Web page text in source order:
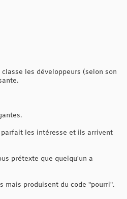
les développeurs (selon son
parfait les intéresse et ils arrivent
prétexte que quelqu'un a
mais produisent du code "pourri".